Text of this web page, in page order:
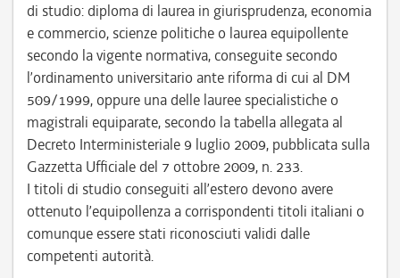
di studio: diploma di laurea in giurisprudenza, economia
e commercio, scienze politiche o laurea equipollente
secondo la vigente normativa, conseguite secondo
l’ordinamento universitario ante riforma di cui al DM
509/1999, oppure una delle lauree specialistiche o
magistrali equiparate, secondo la tabella allegata al
Decreto Interministeriale 9 luglio 2009, pubblicata sulla
Gazzetta Ufficiale del 7 ottobre 2009, n. 233.
I titoli di studio conseguiti all’estero devono avere
ottenuto l’equipollenza a corrispondenti titoli italiani o
comunque essere stati riconosciuti validi dalle
competenti autorità.